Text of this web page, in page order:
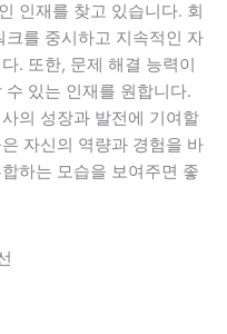
인재를 찾고 있습니다. 회
를 중시하고 지속적인 자
. 또한, 문제 해결 능력이
있는 인재를 원합니다.
의 성장과 발전에 기여할
자신의 역량과 경험을 바
하는 모습을 보여주면 좋